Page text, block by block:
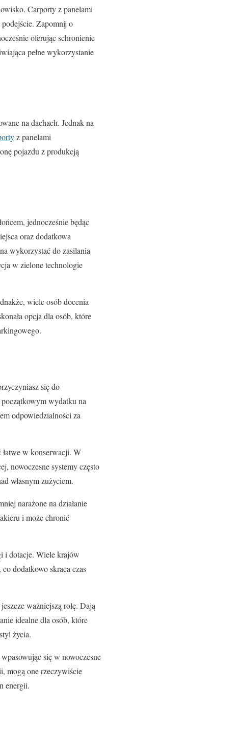
Carporty z panelami
Zapomnij o
oferując schronienie
pełne wykorzystanie
na dachach. Jednak na
z panelami
pojazdu z produkcją
jednocześnie będąc
oraz dodatkowa
wykorzystać do zasilania
w zielone technologie
wiele osób docenia
opcja dla osób, które
się do
wydatku na
odpowiedzialności za
łatwe w konserwacji. W
nowoczesne systemy często
własnym zużyciem.
narażone na działanie
i może chronić
i dotacje. Wiele krajów
dodatkowo skraca czas
ważniejszą rolę. Dają
idealne dla osób, które
życia.
się w nowoczesne
mogą one rzeczywiście
energii.